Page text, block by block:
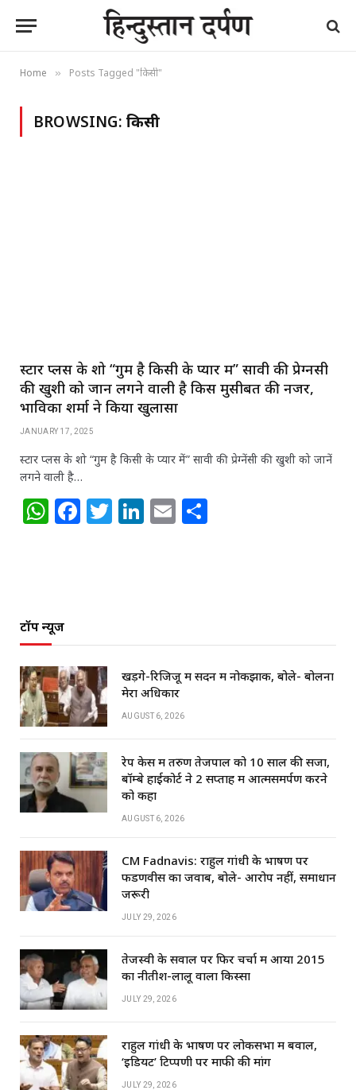
Home » Posts Tagged "किसी"
BROWSING: किसी
स्टार प्लस के शो “गुम है किसी के प्यार में” सावी की प्रेग्नेंसी
की खुशी को जानें लगने वाली है किस मुसीबत की नजर,
भाविका शर्मा ने किया खुलासा
JANUARY 17, 2025
स्टार प्लस के शो “गुम है किसी के प्यार में” सावी की प्रेग्नेंसी की खुशी को जानें
लगने वाली है…
W
p
p
F
o
o
k
T Li
n
E
टॉप न्यूज
खड़गे-रिजिजू में सदन में नोकझोंक, बोले- बोलना
मेरा अधिकार
AUGUST 6, 2026
रेप केस में तरुण तेजपाल को 10 साल की सजा,
बॉम्बे हाईकोर्ट ने 2 सप्ताह में आत्मसमर्पण करने
को कहा
AUGUST 6, 2026
CM Fadnavis: राहुल गांधी के भाषण पर
फडणवीस का जवाब, बोले- आरोप नहीं, समाधान
जरूरी
JULY 29, 2026
तेजस्वी के सवाल पर फिर चर्चा में आया 2015
का नीतीश-लालू वाला किस्सा
JULY 29, 2026
राहुल गांधी के भाषण पर लोकसभा में बवाल,
‘इडियट’ टिप्पणी पर माफी की मांग
JULY 29, 2026